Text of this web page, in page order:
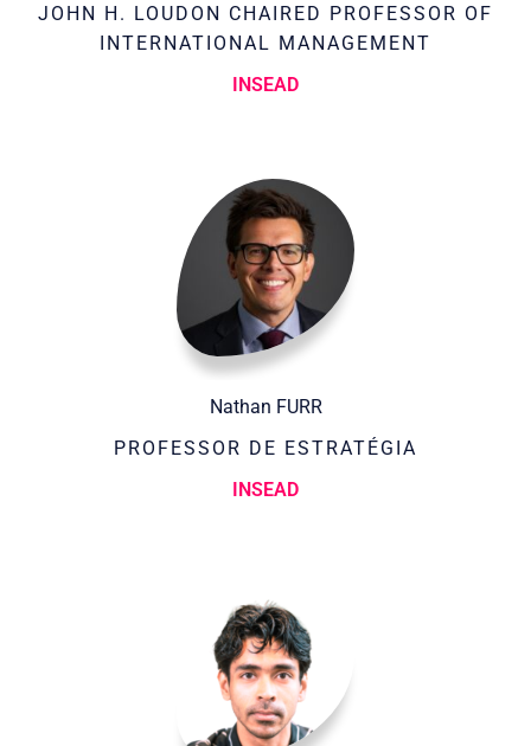
JOHN H. LOUDON CHAIRED PROFESSOR OF
INTERNATIONAL MANAGEMENT
INSEAD
Nathan FURR
PROFESSOR DE ESTRATÉGIA
INSEAD